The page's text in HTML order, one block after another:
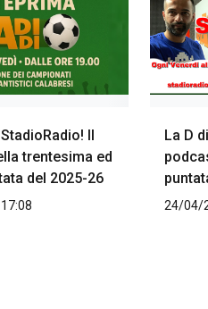
Il
trentesima ed
del 2025-26
La D
24/04/